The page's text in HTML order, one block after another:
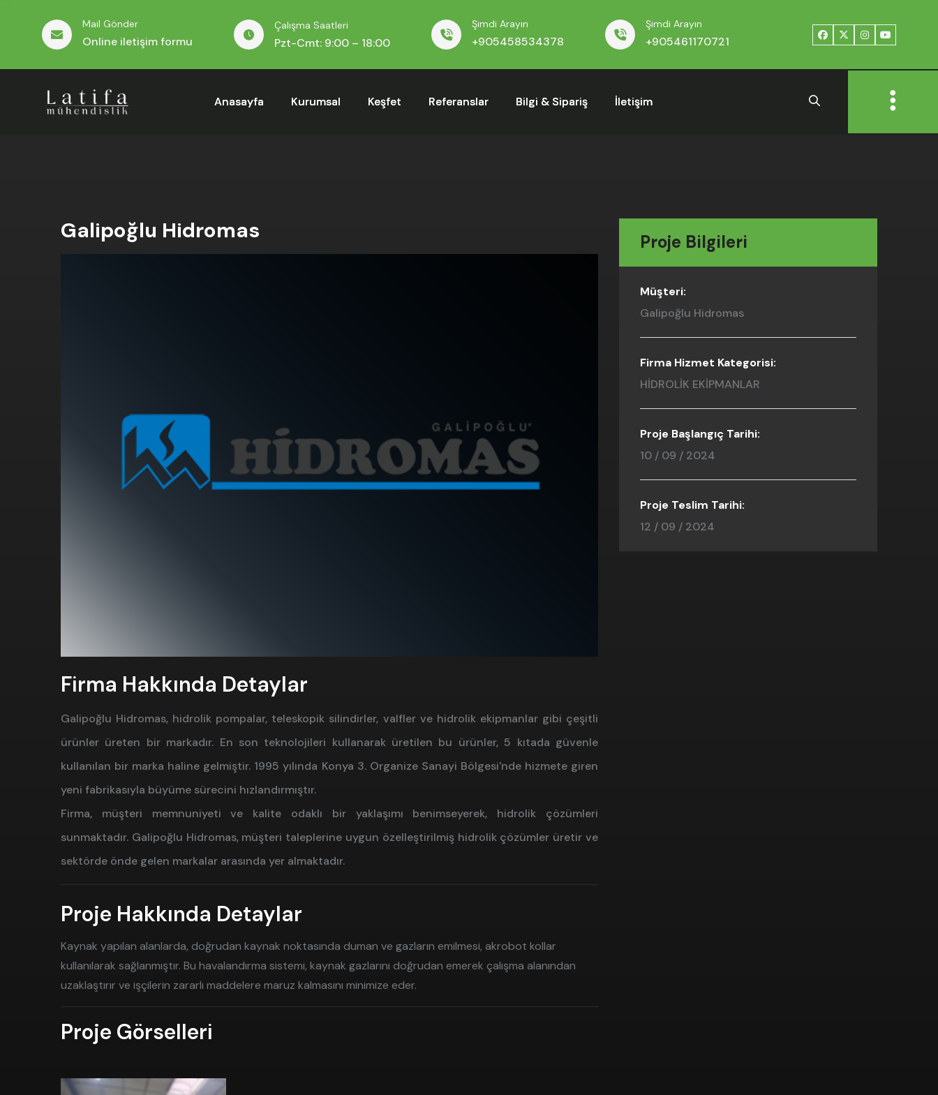
Mail Gönder
Online iletişim formu
Çalışma Saatleri
Pzt-Cmt: 9:00 – 18:00
Şimdi Arayın
+905458534378
Şimdi Arayın
+905461170721
Anasayfa Kurumsal Keşfet Referanslar Bilgi & Sipariş İletişim
Galipoğlu Hidromas
Firma Hakkında Detaylar
Galipoğlu Hidromas, hidrolik pompalar, teleskopik silindirler, valfler ve hidrolik ekipmanlar gibi çeşitli
ürünler üreten bir markadır. En son teknolojileri kullanarak üretilen bu ürünler, 5 kıtada güvenle
kullanılan bir marka haline gelmiştir. 1995 yılında Konya 3. Organize Sanayi Bölgesi'nde hizmete giren
yeni fabrikasıyla büyüme sürecini hızlandırmıştır.
Firma, müşteri memnuniyeti ve kalite odaklı bir yaklaşımı benimseyerek, hidrolik çözümleri
sunmaktadır. Galipoğlu Hidromas, müşteri taleplerine uygun özelleştirilmiş hidrolik çözümler üretir ve
sektörde önde gelen markalar arasında yer almaktadır.
Proje Hakkında Detaylar
Kaynak yapılan alanlarda, doğrudan kaynak noktasında duman ve gazların emilmesi, akrobot kollar
kullanılarak sağlanmıştır. Bu havalandırma sistemi, kaynak gazlarını doğrudan emerek çalışma alanından
uzaklaştırır ve işçilerin zararlı maddelere maruz kalmasını minimize eder.
Proje Görselleri
Proje Bilgileri
Müşteri:
Galipoğlu Hidromas
Firma Hizmet Kategorisi:
HİDROLİK EKİPMANLAR
Proje Başlangıç Tarihi:
10 / 09 / 2024
Proje Teslim Tarihi:
12 / 09 / 2024